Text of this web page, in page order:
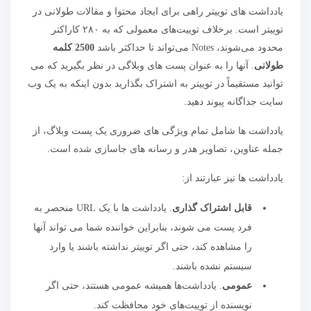
یادداشت های توییتر راهی برای ایجاد محتوا و مقالات طولانی در
توییتر است. برخلاف توییت‌های معمولی که به ۲۸۰ کاراکتر
محدود می‌شوند، Notes می‌تواند تا حداکثر باشد
2500 کلمه
طولانی. آنها را به عنوان پست های وبلاگی در نظر بگیرید که می
توانید مستقیماً در توییتر به اشتراک بگذارید بدون اینکه به یک وب
سایت جداگانه پیوند دهید.
یادداشت ها شامل تمام ویژگی های ضروری یک پست وبلاگ، از
جمله عناوین، تصاویر هدر و رسانه های جاسازی شده است.
یادداشت ها نیز عبارتند از:
قابل اشتراک گذاری
. یادداشت ها با یک URL منحصر به
فرد پست می شوند، بنابراین خواننده شما می تواند آنها
را مشاهده کند، حتی اگر توییتر نداشته باشند یا وارد
سیستم نشده باشند.
عمومی. یادداشت‌ها همیشه عمومی هستند، حتی اگر
نویسنده از توییت‌های خود محافظت کند.